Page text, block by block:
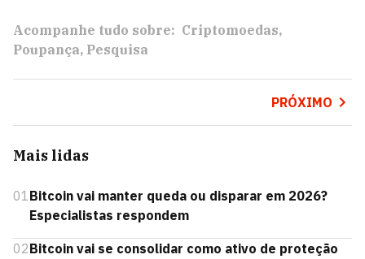
Acompanhe tudo sobre: Criptomoedas
Poupança Pesquisa
PRÓXIMO
Mais lidas
01Bitcoin vai manter queda ou disparar em 2026?
Especialistas respondem
02Bitcoin vai se consolidar como ativo de proteção